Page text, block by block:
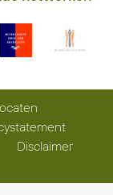
Disclaimer